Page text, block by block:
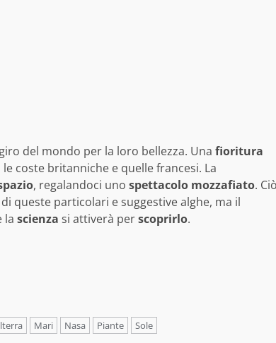
del mondo per la loro bellezza. Una fioritura
le coste britanniche e quelle francesi. La
, regalandoci uno spettacolo mozzafiato.
di queste particolari e suggestive alghe, ma il
la scienza si attiverà perscoprirlo.
Mari Nasa Piante Sole